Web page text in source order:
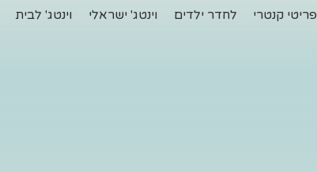
פריטי קנטרי לחדר ילדים וינטג' ישראלי וינטג' לבית